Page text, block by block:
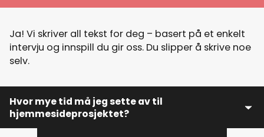
Ja! Vi skriver all tekst for deg – basert på et enkelt
intervju og innspill du gir oss. Du slipper å skrive noe
selv.
Hvor mye tid må jeg sette av til
hjemmesideprosjektet?